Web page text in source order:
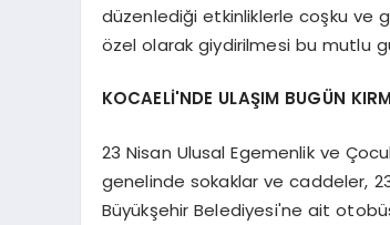
düzenlediği etkinliklerle coşku ve
özel olarak giydirilmesi bu mutlu
KOCAELİ'NDE ULAŞIM BUGÜN
23 Nisan Ulusal Egemenlik ve
genelinde sokaklar ve caddeler,
Büyükşehir Belediyesi'ne ait